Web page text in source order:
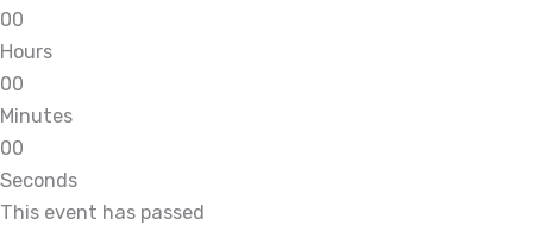
00
Hours
00
Minutes
00
Seconds
This event has passed